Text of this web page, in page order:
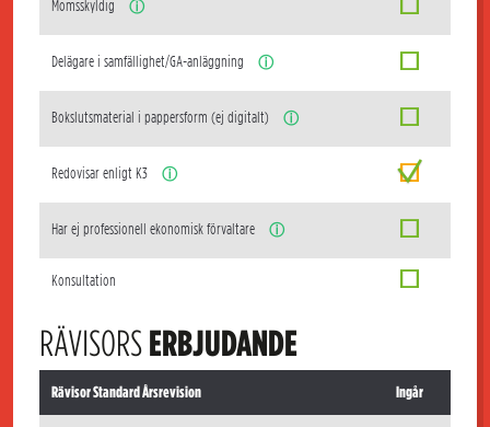
Momsskyldig ⓘ
Delägare i samfällighet/GA-anläggning ⓘ
Bokslutsmaterial i pappersform (ej digitalt) ⓘ
Redovisar enligt K3 ⓘ
Har ej professionell ekonomisk förvaltare ⓘ
Konsultation
RÄVISORSERBJUDANDE
Rävisor Standard Årsrevision Ingår